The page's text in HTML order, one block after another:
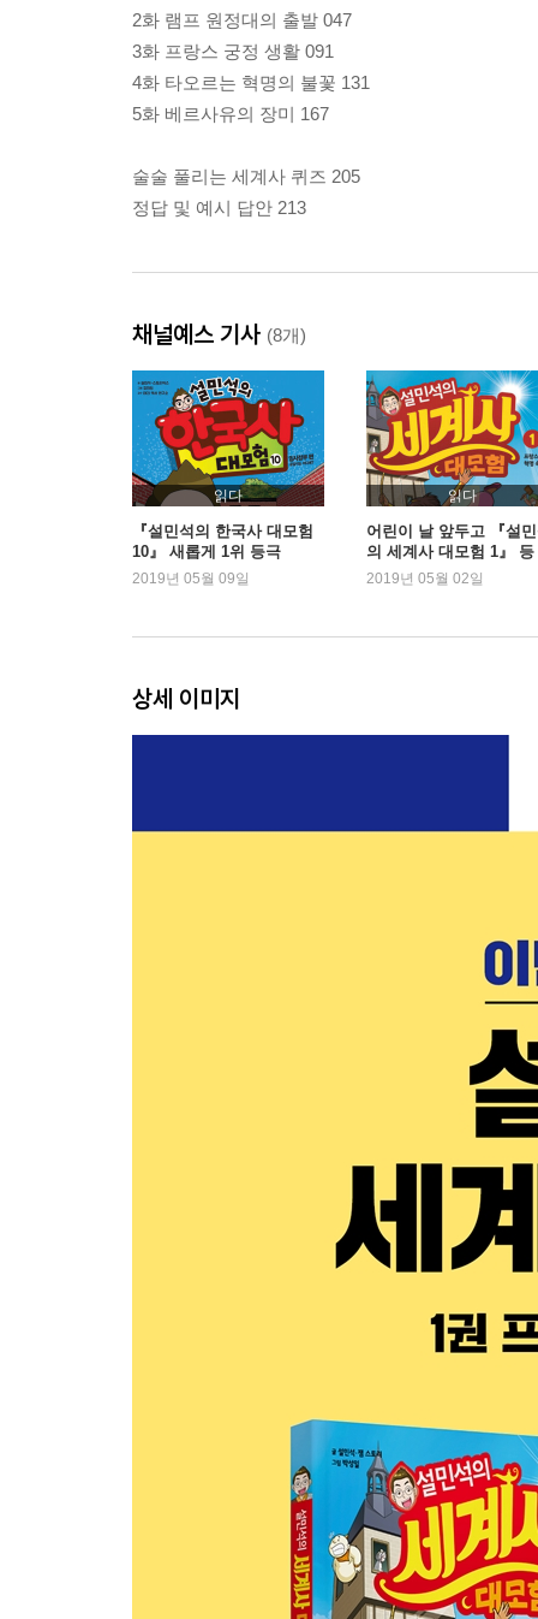
2화 램프 원정대의 출발 047
3화 프랑스 궁정 생활 091
4화 타오르는 혁명의 불꽃 131
5화 베르사유의 장미 167
술술 풀리는 세계사 퀴즈 205
정답 및 예시 답안 213
채널예스 기사 (8개)
읽다
『설민석의 한국사 대모험
10』 새롭게 1위 등극
2019년 05월 09일
읽다
어린이 날 앞두고 『설
의 세계사 대모험 1』 등
린이 도서 인기
2019년 05월 02일
상세 이미지